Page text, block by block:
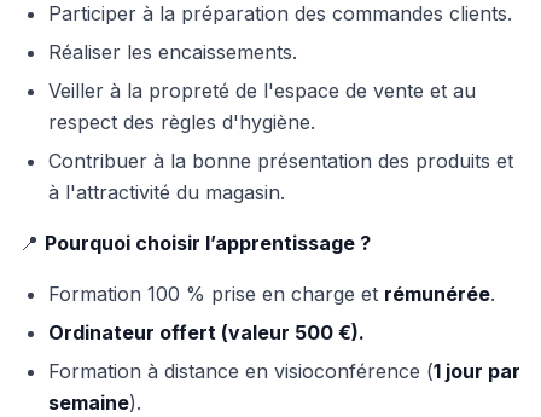
Participer à la préparation des commandes clients.
Réaliser les encaissements.
Veiller à la propreté de l'espace de vente et au
respect des règles d'hygiène.
Contribuer à la bonne présentation des produits et
à l'attractivité du magasin.
📍 Pourquoi choisir l’apprentissage ?
Formation 100 % prise en charge et rémunérée.
Ordinateur offert (valeur 500 €).
Formation à distance en visioconférence (1 jour par
semaine).